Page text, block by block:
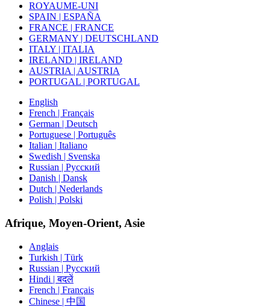
ROYAUME-UNI
SPAIN | ESPAÑA
FRANCE | FRANCE
GERMANY | DEUTSCHLAND
ITALY | ITALIA
IRELAND | IRELAND
AUSTRIA | AUSTRIA
PORTUGAL | PORTUGAL
English
French | Français
German | Deutsch
Portuguese | Português
Italian | Italiano
Swedish | Svenska
Russian | Русский
Danish | Dansk
Dutch | Nederlands
Polish | Polski
Afrique, Moyen-Orient, Asie
Anglais
Turkish | Türk
Russian | Русский
Hindi | बदलें
French | Français
Chinese | 中国